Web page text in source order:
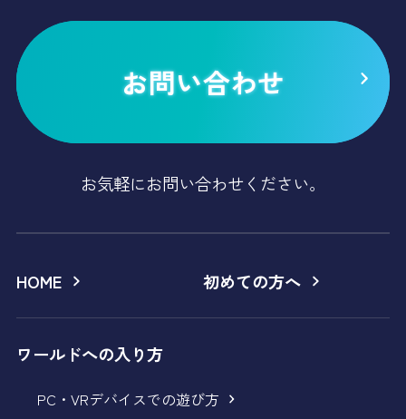
お問い合わせ
お気軽にお問い合わせください。
HOME 初めての方へ
ワールドへの入り方
PC・VRデバイスでの遊び方